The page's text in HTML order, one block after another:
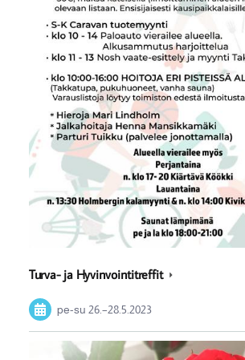
Turva- ja Hyvinvointitreffit
pe-su 26.–28.5.2023